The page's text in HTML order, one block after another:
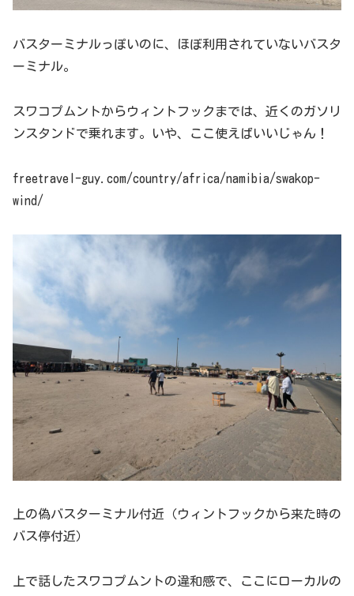
バスターミナルっぽいのに、ほぼ利用されていないバスタ
ーミナル。
スワコプムントからウィントフックまでは、近くのガソリ
ンスタンドで乗れます。いや、ここ使えばいいじゃん！
freetravel-guy.com/country/africa/namibia/swakop-
wind/
上の偽バスターミナル付近（ウィントフックから来た時の
バス停付近）
上で話したスワコプムントの違和感で、ここにローカルの